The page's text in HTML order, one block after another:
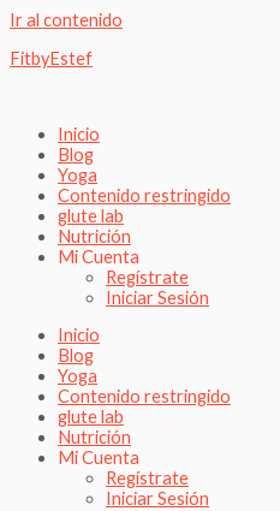
Ir al contenido
FitbyEstef
Inicio
Blog
Yoga
Contenido restringido
glute lab
Nutrición
Mi Cuenta
Regístrate
Iniciar Sesión
Inicio
Blog
Yoga
Contenido restringido
glute lab
Nutrición
Mi Cuenta
Regístrate
Iniciar Sesión